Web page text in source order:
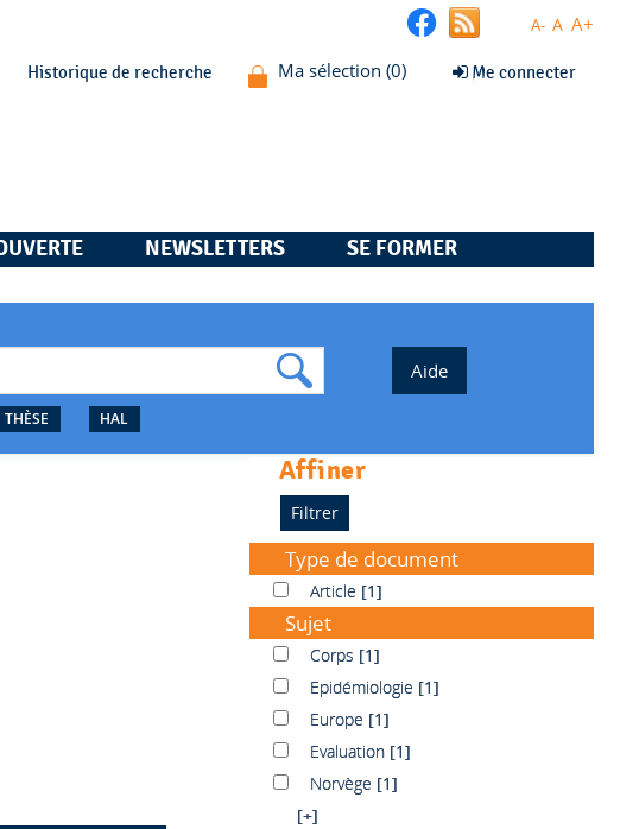
A- A A+
Historique de recherche Me connecter
NEWSLETTERS SE FORMER
HAL
affiner
Type de document
ArticleArticle [1]
Sujet
CorpsCorps [1]
Epidémiologie
Epidémiologie [1]
EuropeEurope [1]
EvaluationEvaluation [1]
NorvègeNorvège [1]
[+]